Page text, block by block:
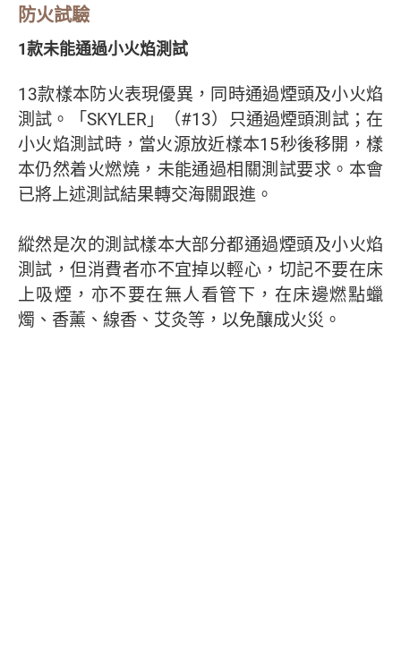
防火試驗
1款未能通過小火焰測試
13款樣本防火表現優異，同時通過煙頭及小火焰
測試。「SKYLER」（#13）只通過煙頭測試；在
小火焰測試時，當火源放近樣本15秒後移開，樣
本仍然着火燃燒，未能通過相關測試要求。本會
已將上述測試結果轉交海關跟進。
縱然是次的測試樣本大部分都通過煙頭及小火焰
測試，但消費者亦不宜掉以輕心，切記不要在床
上吸煙，亦不要在無人看管下，在床邊燃點蠟
燭、香薰、線香、艾灸等，以免釀成火災。